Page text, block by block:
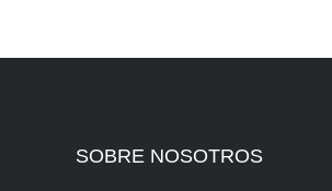
SOBRE NOSOTROS